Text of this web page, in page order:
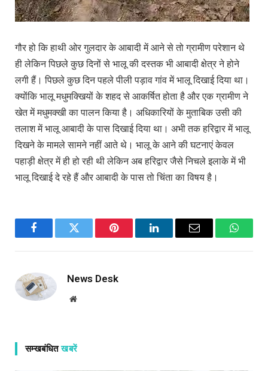
गौर हो कि हाथी ओर गुलदार के आबादी में आने से तो ग्रामीण परेशान थे
ही लेकिन पिछले कुछ दिनों से भालू की दस्तक भी आबादी क्षेत्र ने होने
लगी हैं। पिछले कुछ दिन पहले पीली पड़ाव गांव में भालू दिखाई दिया था।
क्योंकि भालू मधुमक्खियों के शहद से आकर्षित होता है और एक ग्रामीण ने
खेत में मधुमक्खी का पालन किया है। अधिकारियों के मुताबिक उसी की
तलाश में भालू आबादी के पास दिखाई दिया था। अभी तक हरिद्वार में भालू
दिखने के मामले सामने नहीं आते थे। भालू के आने की घटनाएं केवल
पहाड़ी क्षेत्र में ही हो रही थी लेकिन अब हरिद्वार जैसे निचले इलाके में भी
भालू दिखाई दे रहे हैं और आबादी के पास तो चिंता का विषय है।
FacebookTwitter Pinterest LinkedInEmail
News Desk
Website
सम्खबंधितखबरें